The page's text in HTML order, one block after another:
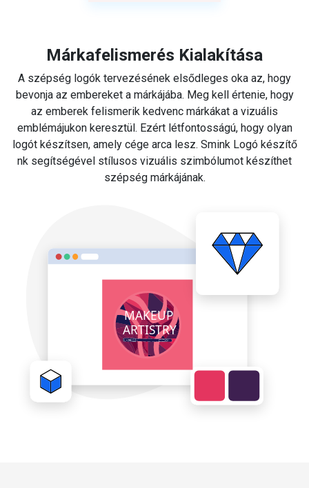
Márkafelismerés Kialakítása
A szépség logók tervezésének elsődleges oka az, hogy
bevonja az embereket a márkájába. Meg kell értenie, hogy
az emberek felismerik kedvenc márkákat a vizuális
emblémájukon keresztül. Ezért létfontosságú, hogy olyan
logót készítsen, amely cége arca lesz. Smink Logó készítő
nk segítségével stílusos vizuális szimbólumot készíthet
szépség márkájának.